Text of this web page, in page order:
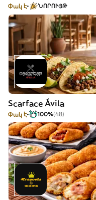
Փակ է ՆՈՐՈՒՅԹ
Scarface Ávila
Փակ է 100%(48)